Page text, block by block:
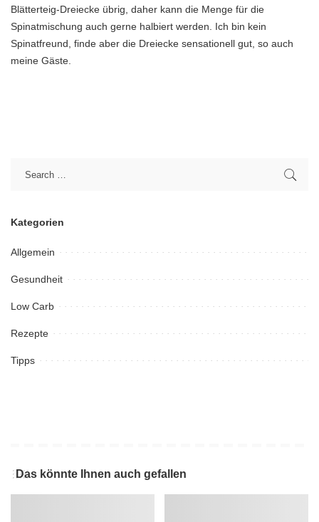
Blätterteig-Dreiecke übrig, daher kann die Menge für die
Spinatmischung auch gerne halbiert werden. Ich bin kein
Spinatfreund, finde aber die Dreiecke sensationell gut, so auch
meine Gäste.
Kategorien
Allgemein
Gesundheit
Low Carb
Rezepte
Tipps
Das könnte Ihnen auch gefallen